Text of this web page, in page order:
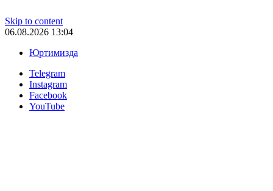
Skip to content
06.08.2026 13:04
Юртимизда
Telegram
Instagram
Facebook
YouTube